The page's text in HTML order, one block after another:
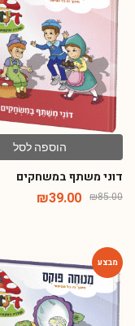
הוספה לסל
דוני משתף במשחקים
₪85.00
₪39.00
-54%